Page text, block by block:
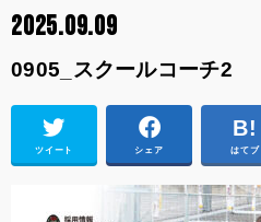
2025.09.09
0905_スクールコーチ2
ツイート シェア はてブ